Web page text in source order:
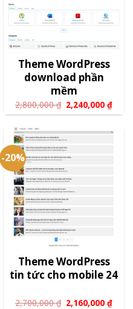
Theme WordPress
download phần
mềm
2,800,000₫ 2,240,000₫
-20%
Theme WordPress
tin tức cho mobile 24
2,700,000₫ 2,160,000₫